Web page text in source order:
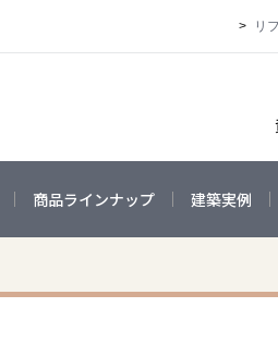
リ
商品ラインナップ 建築実例